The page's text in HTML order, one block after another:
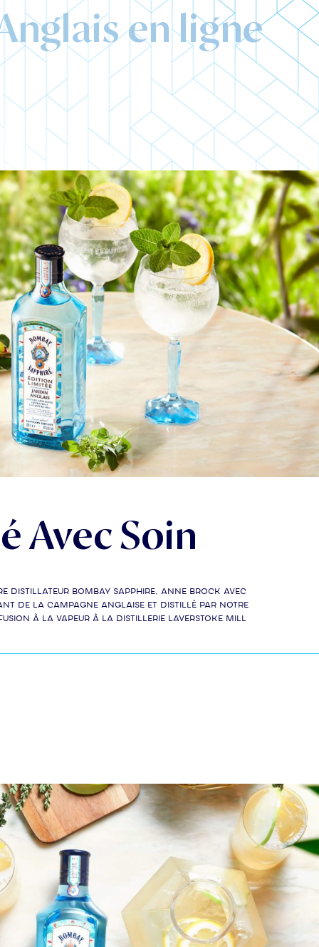
en ligne
Avec Soin
distillateur Bombay Sapphire, Anne Brock avec
de la campagne anglaise et distillé par notre
à la vapeur à la distillerie Laverstoke Mill